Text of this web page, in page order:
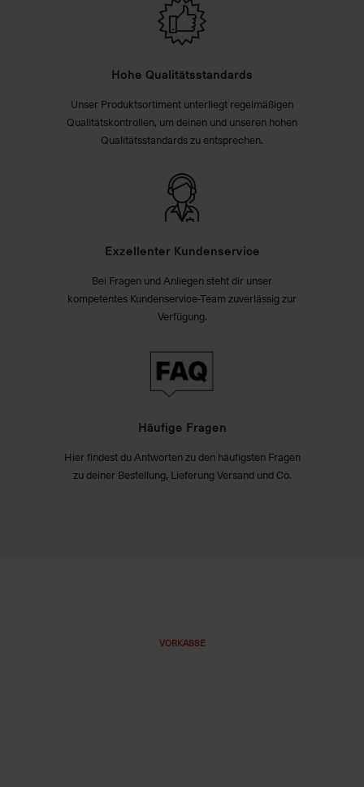
Hohe Qualitätsstandards
Unser Produktsortiment unterliegt regelmäßigen
Qualitätskontrollen, um deinen und unseren hohen
Qualitätsstandards zu entsprechen.
Exzellenter Kundenservice
Bei Fragen und Anliegen steht dir unser
kompetentes Kundenservice-Team zuverlässig zur
Verfügung.
Häufige Fragen
Hier findest du Antworten zu den häufigsten Fragen
zu deiner Bestellung, Lieferung Versand und Co.
VORKASSE